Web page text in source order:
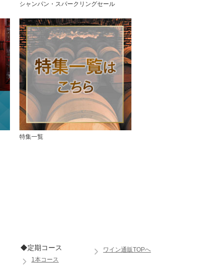
シャンパン・スパークリングセール
特集一覧
◆定期コース
1本コース
ワイン通販TOPへ